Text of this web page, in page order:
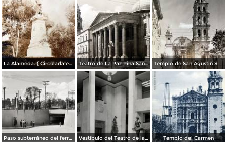
La Alameda. ( Circulada el 11 de Septiembre de 1923 ). Teatro de La Paz Pina San Luis Potosí. Templo de San Agustin San Luis Potosí
Paso subterráneo del ferrocarril Vestíbulo del Teatro de la Paz Templo del Carmen